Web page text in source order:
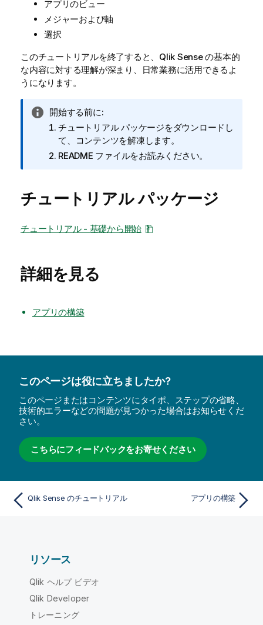
アプリのビュー
メジャーおよび軸
選択
このチュートリアルを終了すると、 Qlik Senseの基本的
な内容に対する理解が深まり、日常業務に活用できるよ
うになります。
情
報
モ
開始する前に:
チュートリアル パッケージをダウンロードし
て、コンテンツを解凍します。
README ファイルをお読みください。
チュートリアル パッケージ
チュートリアル - 基礎から開始
詳細を見る
アプリの構築
このページは役に立ちましたか?
このページまたはコンテンツにタイポ、ステップの省略、
技術的エラーなどの問題が見つかった場合はお知らせくだ
さい。
こちらにフィードバックをお寄せください
Qlik Sense のチュートリアル アプリの構築
リソース
Qlik ヘルプ ビデオ
Qlik Developer
トレーニング